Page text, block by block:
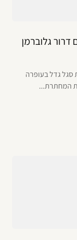
דרור גלוברמן
סגל גדל בעופרה
המחתרת...